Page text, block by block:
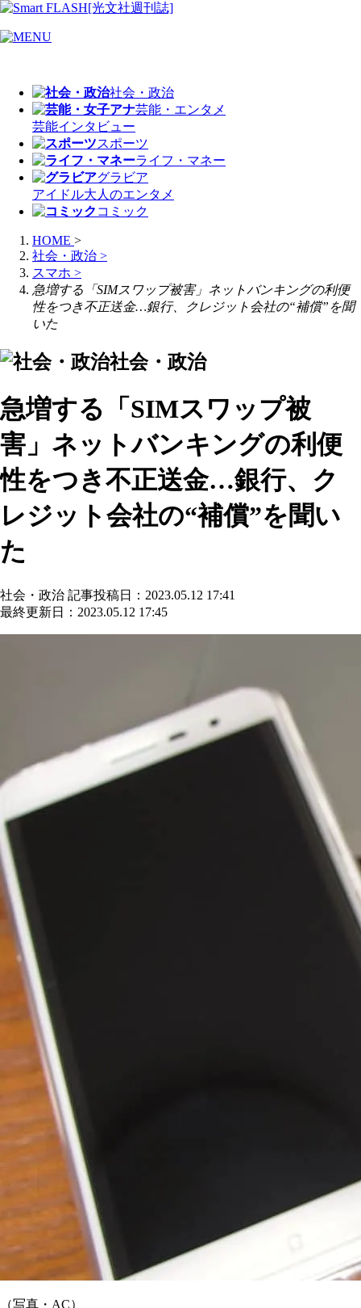
社会・政治
芸能・エンタメ
芸能インタビュー
スポーツ
ライフ・マネー
グラビア
アイドル大人のエンタメ
コミック
HOME >
社会・政治 >
スマホ >
急増する「SIMスワップ被害」ネットバンキングの利便
性をつき不正送金…銀行、クレジット会社の“補償”を聞
いた
社会・政治
急増する「SIMスワップ被
害」ネットバンキングの利便
性をつき不正送金…銀行、ク
レジット会社の“補償”を聞い
た
社会・政治 記事投稿日：2023.05.12 17:41
最終更新日：2023.05.12 17:45
（写真・AC）